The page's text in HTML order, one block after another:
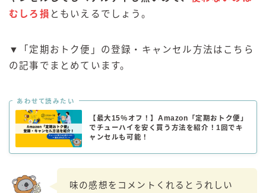
むしろ損 ともいえるでしょう。
▼「定期おトク便」の登録・キャンセル方法はこちら
の記事でまとめています。
あわせて読みたい
【最大15％オフ！】Amazon「定期おトク便」
でチューハイを安く買う方法を紹介！1回でキ
ャンセルも可能！
味の感想をコメントくれるとうれしい